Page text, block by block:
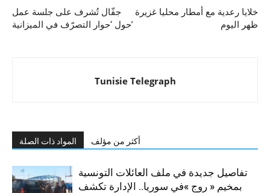
جفّال تُشرف على جلسة عمل
حول ‘حوار التصرّف في الميزانية’
خلايا رعدية مع أمطار محليا غزيرة
ظهر اليوم
Tunisie Telegraph
المواد ذات الصلة أكثر من مؤلف
تفاصيل جديدة في ملف العائلات التونسية
بمخيم « روج »في سوريا.. الإدارة تكشف